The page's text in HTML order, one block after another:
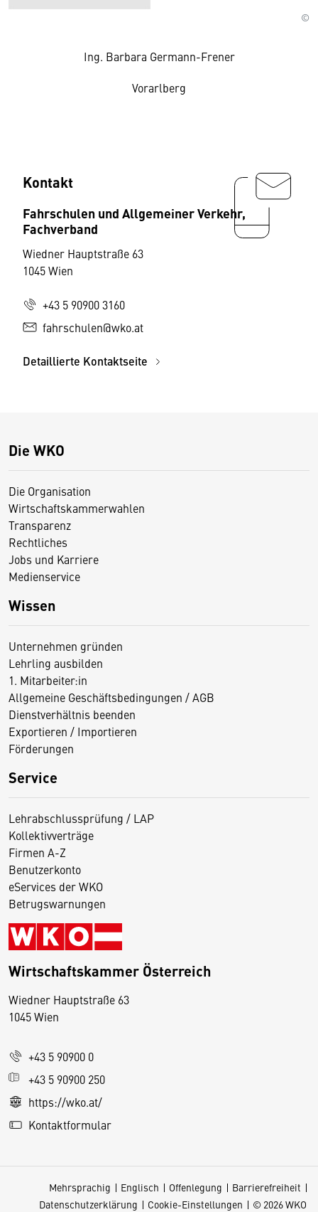
©
Ing. Barbara Germann-Frener
Vorarlberg
Kontakt
Fahrschulen und Allgemeiner Verkehr,
Fachverband
Wiedner Hauptstraße 63
1045 Wien
+43 5 90900 3160
fahrschulen@wko.at
Detaillierte Kontaktseite
Die WKO
Die Organisation
Wirtschaftskammerwahlen
Transparenz
Rechtliches
Jobs und Karriere
Medienservice
Wissen
Unternehmen gründen
Lehrling ausbilden
1. Mitarbeiter:in
Allgemeine Geschäftsbedingungen / AGB
Dienstverhältnis beenden
Exportieren / Importieren
Förderungen
Service
Lehrabschlussprüfung / LAP
Kollektivverträge
Firmen A-Z
Benutzerkonto
eServices der WKO
Betrugswarnungen
Wirtschaftskammer Österreich
Wiedner Hauptstraße 63
1045 Wien
+43 5 90900 0
+43 5 90900 250
https://wko.at/
Kontaktformular
Mehrsprachig Englisch Offenlegung
Barrierefreiheit
Datenschutzerklärung
Cookie-Einstellungen © 2026 WKO
D
s
e
S
e